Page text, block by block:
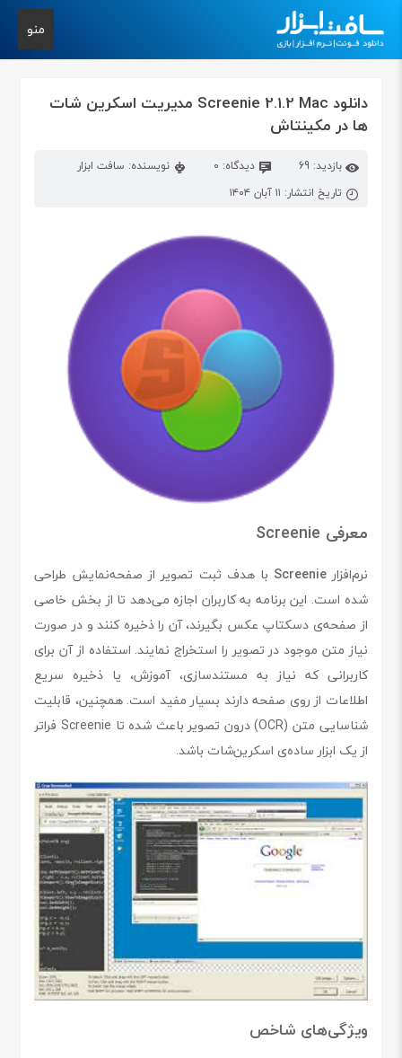
منو
دانلود Screenie 2.1.2 Mac مدیریت اسکرین‌ شات
ها در مکینتاش
بازدید: 69 دیدگاه: 0
نویسنده: سافت ابزار
تاریخ انتشار: ۱۱ آبان ۱۴۰۴
معرفی Screenie
نرم‌افزارScreenie با هدف ثبت تصویر از صفحه‌نمایش طراحی
شده است. این برنامه به کاربران اجازه می‌دهد تا از بخش خاصی
از صفحه‌ی دسکتاپ عکس بگیرند، آن را ذخیره کنند و در صورت
نیاز متن موجود در تصویر را استخراج نمایند. استفاده از آن برای
کاربرانی که نیاز به مستندسازی، آموزش، یا ذخیره سریع
اطلاعات از روی صفحه دارند بسیار مفید است. همچنین، قابلیت
شناسایی متن (OCR) درون تصویر باعث شده تا Screenie فراتر
از یک ابزار ساده‌ی اسکرین‌شات باشد.
ویژگی‌های شاخص